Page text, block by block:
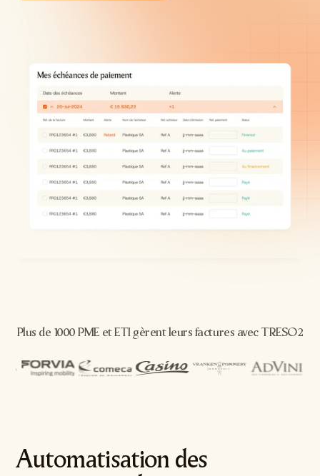
Plus de 1000 PME et ETI gèrent leurs factures avec TRESO2
Automatisation des